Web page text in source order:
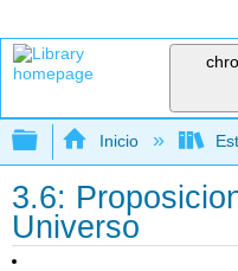
Expandir/
Inicio
3.6:
Universo